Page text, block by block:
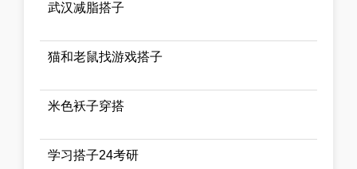
武汉减脂搭子
猫和老鼠找游戏搭子
米色袄子穿搭
学习搭子24考研